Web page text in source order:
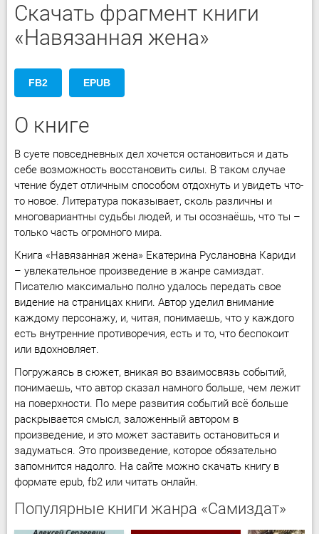
Скачать фрагмент книги
«Навязанная жена»
FB2 EPUB
О книге
В суете повседневных дел хочется остановиться и дать
себе возможность восстановить силы. В таком случае
чтение будет отличным способом отдохнуть и увидеть что-
то новое. Литература показывает, сколь различны и
многовариантны судьбы людей, и ты осознаёшь, что ты –
только часть огромного мира.
Книга «Навязанная жена» Екатерина Руслановна Кариди
– увлекательное произведение в жанре самиздат.
Писателю максимально полно удалось передать свое
видение на страницах книги. Автор уделил внимание
каждому персонажу, и, читая, понимаешь, что у каждого
есть внутренние противоречия, есть и то, что беспокоит
или вдохновляет.
Погружаясь в сюжет, вникая во взаимосвязь событий,
понимаешь, что автор сказал намного больше, чем лежит
на поверхности. По мере развития событий всё больше
раскрывается смысл, заложенный автором в
произведение, и это может заставить остановиться и
задуматься. Это произведение, которое обязательно
запомнится надолго. На сайте можно скачать книгу в
формате epub, fb2 или читать онлайн.
Популярные книги жанра «Самиздат»